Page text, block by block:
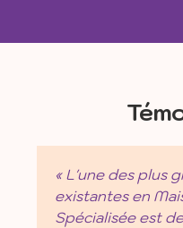
« L'une des plus
existantes en
Spécialisée est